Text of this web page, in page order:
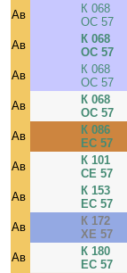
Ав
К 068
ОС 57
Ав
К 068
ОС 57
Ав
К 068
ОС 57
Ав
К 068
ОС 57
Ав
К 086
ЕС 57
Ав
К 101
СЕ 57
Ав
К 153
ЕС 57
Ав
К 172
ХЕ 57
Ав
К 180
ЕС 57